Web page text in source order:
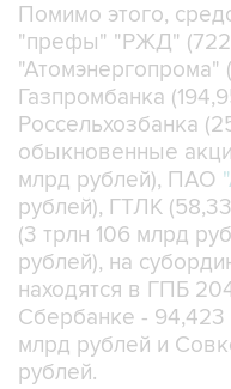
Помимо этого,
"префы" "РЖД"
"Атомэнергопрома"
Газпромбанка
Россельхозбанка
обыкновенные
млрд рублей), ПАО
рублей), ГТЛК
(3 трлн 106 млрд
рублей), на
находятся в ГПБ
Сбербанке -
млрд рублей и
рублей.